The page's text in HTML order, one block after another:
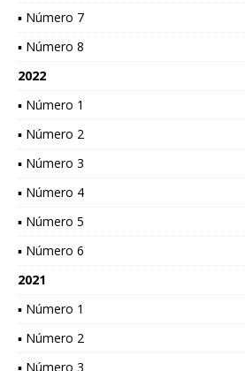
▪ Número 7
▪ Número 8
2022
▪ Número 1
▪ Número 2
▪ Número 3
▪ Número 4
▪ Número 5
▪ Número 6
2021
▪ Número 1
▪ Número 2
▪ Número 3